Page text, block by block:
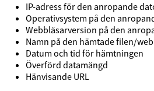
IP-adress för den anropande
Operativsystem på den
Webbläsarversion på den
Namn på den hämtade filen/
Datum och tid för hämtningen
Överförd datamängd
Hänvisande URL